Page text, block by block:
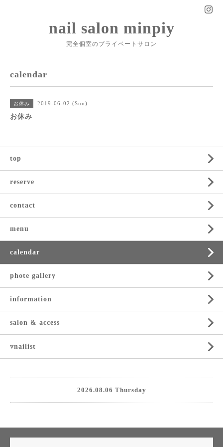
nail salon minpiy
完全個室のプライベートサロン
calendar
お休み 2019-06-02 (Sun)
お休み
top
reserve
contact
menu
calendar
phote gallery
information
salon & access
▿nailist
2026.08.06 Thursday